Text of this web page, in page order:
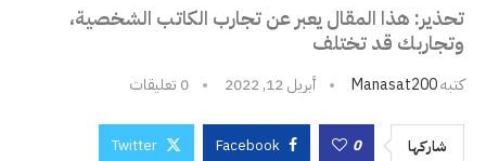
تحذير: هذا المقال يعبر عن تجارب الكاتب الشخصية،
وتجاربك قد تختلف
كتبهManasat200 أبريل 12, 2022 0 تعليقات
شاركها 0
Facebook
Twitter